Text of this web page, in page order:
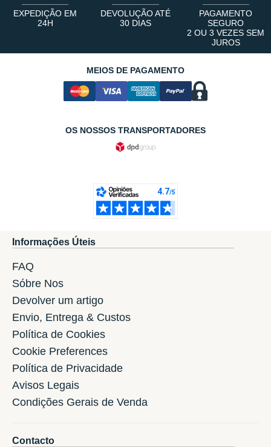
EXPEDIÇÃO EM
24H
DEVOLUÇÃO ATÉ
30 DIAS
PAGAMENTO
SEGURO
2 OU 3 VEZES SEM
JUROS
MEIOS DE PAGAMENTO
OS NOSSOS TRANSPORTADORES
Informações Úteis
FAQ
Sóbre Nos
Devolver um artigo
Envio, Entrega & Custos
Política de Cookies
Cookie Preferences
Política de Privacidade
Avisos Legais
Condições Gerais de Venda
Contacto